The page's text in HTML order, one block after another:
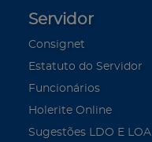
Servidor
Consignet
Estatuto do Servidor
Funcionários
Holerite Online
Sugestões LDO E LOA